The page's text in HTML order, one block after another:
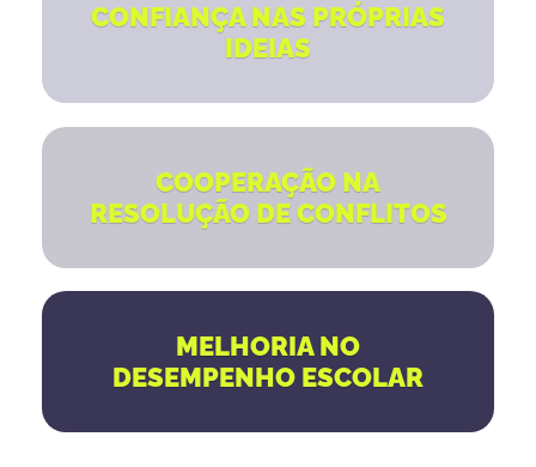
CONFIANÇA NAS PRÓPRIAS
IDEIAS
COOPERAÇÃO NA
RESOLUÇÃO DE CONFLITOS
MELHORIA NO
DESEMPENHO ESCOLAR